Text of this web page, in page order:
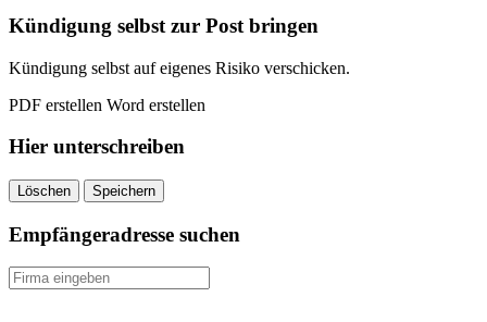
Kündigung selbst zur Post bringen
Kündigung selbst auf eigenes Risiko verschicken.
PDF erstellen Word erstellen
Hier unterschreiben
Löschen Speichern
Empfängeradresse suchen